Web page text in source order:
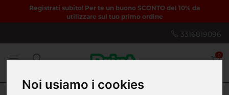
Noi usiamo i cookies
Registrati subito! Per te un buono SCONTO del 10% da
utilizzare sul tuo primo ordine
3316819096
0